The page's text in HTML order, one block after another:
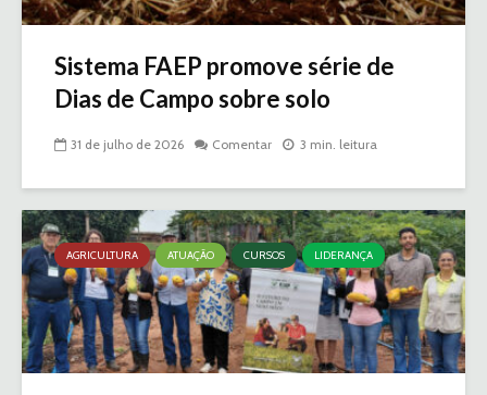
Sistema FAEP promove série de
Dias de Campo sobre solo
31 de julho de 2026 Comentar 3 min. leitura
AGRICULTURA ATUAÇÃO CURSOS LIDERANÇA